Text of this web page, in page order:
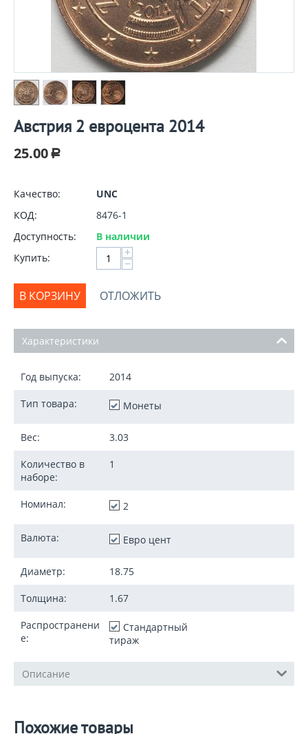
Австрия 2 евроцента 2014
25.00 Р
Качество:
UNC
КОД:
8476-1
Доступность:
В наличии
Купить:
+
−
В КОРЗИНУ ОТЛОЖИТЬ
Характеристики
Год выпуска: 2014
Тип товара: Монеты
Вес: 3.03
Количество в
наборе:
1
Номинал: 2
Валюта: Евро цент
Диаметр: 18.75
Толщина: 1.67
Распространени
е:
Стандартный
тираж
Описание
Похожие товары